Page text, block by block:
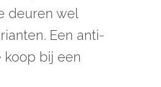
deuren wel
Een anti-
koop bij een